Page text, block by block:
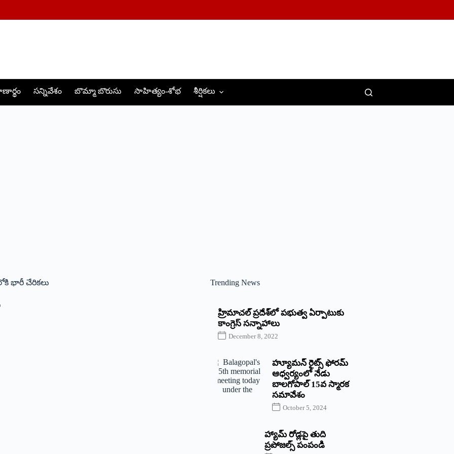
సన్నివేశం బొమ్మా బొరుసు సాహిత్యం-శోభ శీర్షికలు
భారీ చేరిక‌లు Trending News
‌హ్రిమాచల్‌ ‌ప్రదేశ్‌లో పభుత్వ ఏర్పాటుకు
కాంగ్రెస్‌ ‌సన్నాహాలు
December 8, 2022
హ్యూమన్‌ రైట్స్‌ ఫోరమ్‌
ఆధ్వర్యంలో నేడు
బాలగోపాల్‌ 15వ స్మారక
సమావేశం
October 5, 2024
హ్యామ్‌ రోడ్లపై తుది
ప్రపోజల్స్‌ పంపండి